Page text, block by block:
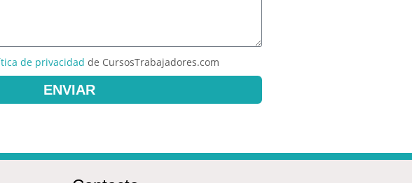
de privacidad de CursosTrabajadores.com
ENVIAR